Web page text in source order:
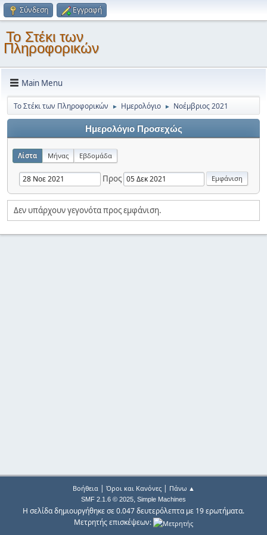
Σύνδεση Εγγραφή
Το Στέκι των
Πληροφορικών
Main Menu
Το Στέκι των Πληροφορικών ► Ημερολόγιο ► Νοέμβριος 2021
Ημερολόγιο Προσεχώς
Λίστα Μήνας Εβδομάδα
Προς
Δεν υπάρχουν γεγονότα προς εμφάνιση.
Βοήθεια| Όροι και Κανόνες| Πάνω ▲
SMF 2.1.6 © 2025, Simple Machines
Η σελίδα δημιουργήθηκε σε 0.047 δευτερόλεπτα με 19 ερωτήματα.
Μετρητής επισκέψεων: